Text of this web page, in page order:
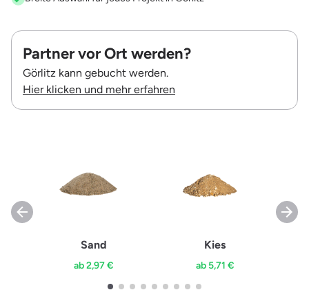
Partner vor Ort werden?
Görlitz kann gebucht werden.
Hier klicken und mehr erfahren
Sand
ab 2,97 €
Kies
ab 5,71 €